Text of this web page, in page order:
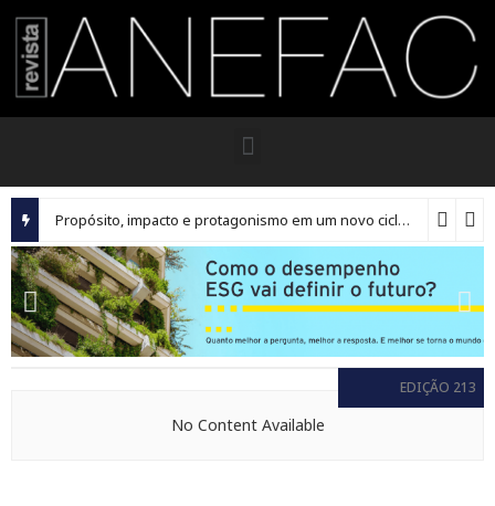
Propósito, impacto e protagonismo em um novo ciclo para os executivos brasileiros
EDIÇÃO 213
No Content Available